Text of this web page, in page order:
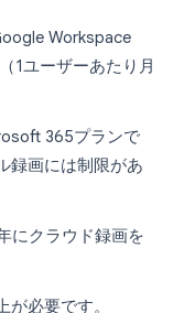
Workspace
1ユーザーあたり月
365プランで
録画には制限があ
にクラウド録画を
必要です。